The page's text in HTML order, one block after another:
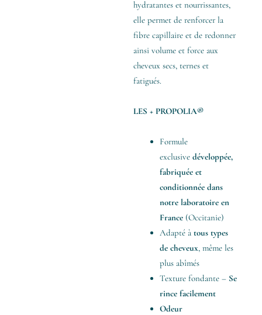
hydratantes et nourrissantes,
elle permet de renforcer la
fibre capillaire et de redonner
ainsi volume et force aux
cheveux secs, ternes et
fatigués.
LES + PROPOLIA®
Formule
exclusive développée,
fabriquée et
conditionnée dans
notre laboratoire en
France(Occitanie)
Adapté à tous types
de cheveux, même les
plus abîmés
Texture fondante – Se
rince facilement
Odeur